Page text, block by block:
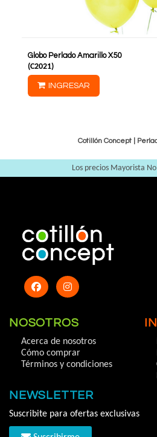
Globo Perlado Amarillo X50
(C2021)
INGRESAR
Cotillón Concept |
Los precios Mayorista
NOSOTROS
Acerca de nosotros
Cómo comprar
Términos y condiciones
NEWSLETTER
Suscribite para ofertas exclusivas